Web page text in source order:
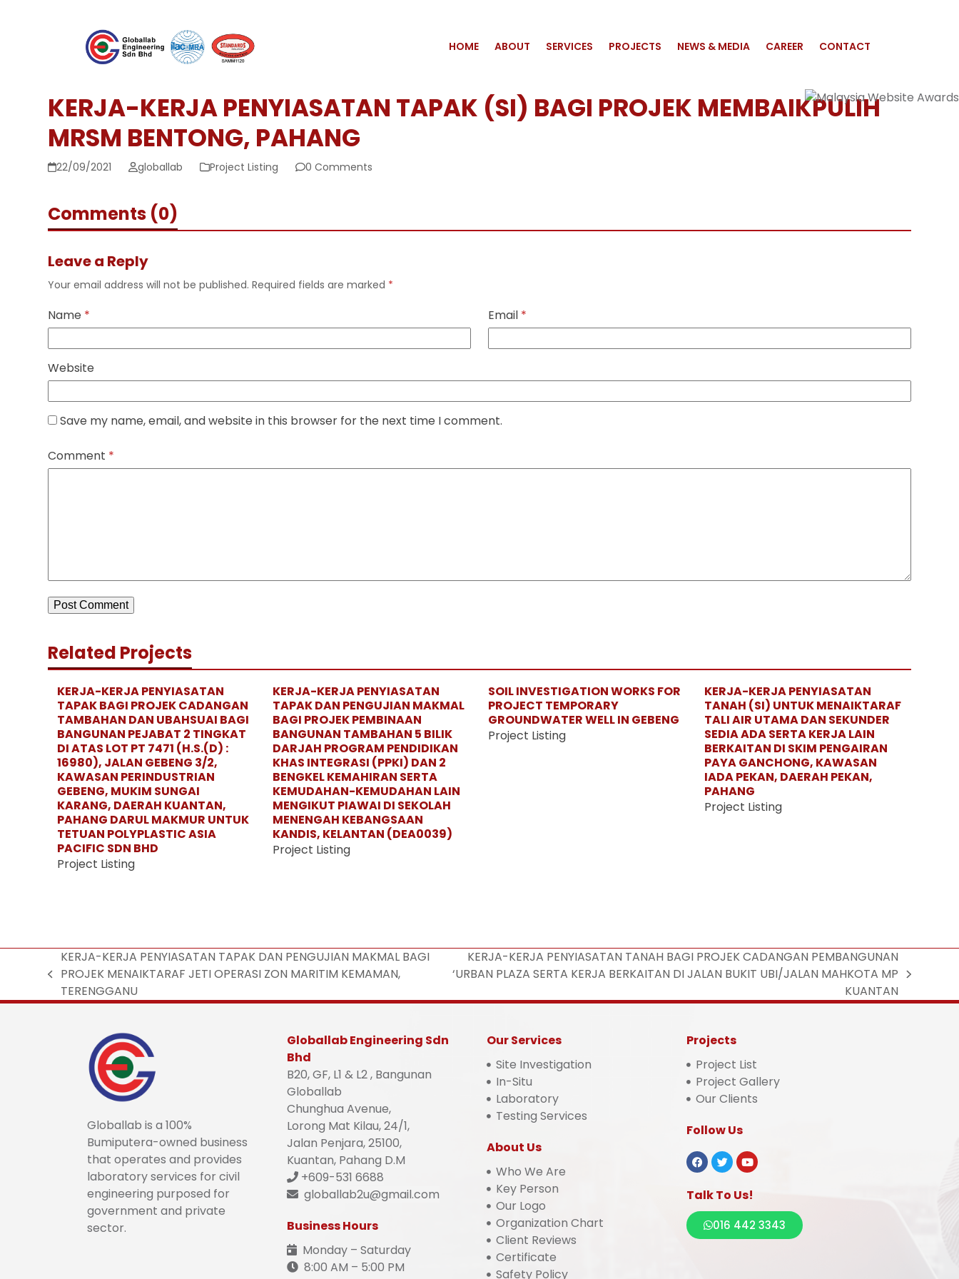
HOME ABOUT SERVICES PROJECTS NEWS & MEDIA CAREER CONTACT
KERJA-KERJA PENYIASATAN TAPAK (SI) BAGI PROJEK MEMBAIKPULIH
MRSM BENTONG, PAHANG
22/09/2021 globallab Project Listing 0 Comments
Comments (0)
Leave a Reply
Your email address will not be published. Required fields are marked *
Name * Email *
Website
Save my name, email, and website in this browser for the next time I comment.
Comment *
Related Projects
KERJA-KERJA PENYIASATAN
TAPAK BAGI PROJEK CADANGAN
TAMBAHAN DAN UBAHSUAI BAGI
BANGUNAN PEJABAT 2 TINGKAT
DI ATAS LOT PT 7471 (H.S.(D) :
16980), JALAN GEBENG 3/2,
KAWASAN PERINDUSTRIAN
GEBENG, MUKIM SUNGAI
KARANG, DAERAH KUANTAN,
PAHANG DARUL MAKMUR UNTUK
TETUAN POLYPLASTIC ASIA
PACIFIC SDN BHD
Project Listing
KERJA-KERJA PENYIASATAN
TAPAK DAN PENGUJIAN MAKMAL
BAGI PROJEK PEMBINAAN
BANGUNAN TAMBAHAN 5 BILIK
DARJAH PROGRAM PENDIDIKAN
KHAS INTEGRASI (PPKI) DAN 2
BENGKEL KEMAHIRAN SERTA
KEMUDAHAN-KEMUDAHAN LAIN
MENGIKUT PIAWAI DI SEKOLAH
MENENGAH KEBANGSAAN
KANDIS, KELANTAN (DEA0039)
Project Listing
SOIL INVESTIGATION WORKS FOR
PROJECT TEMPORARY
GROUNDWATER WELL IN GEBENG
Project Listing
KERJA-KERJA PENYIASATAN
TANAH (SI) UNTUK MENAIKTARAF
TALI AIR UTAMA DAN SEKUNDER
SEDIA ADA SERTA KERJA LAIN
BERKAITAN DI SKIM PENGAIRAN
PAYA GANCHONG, KAWASAN
IADA PEKAN, DAERAH PEKAN,
PAHANG
Project Listing
KERJA-KERJA PENYIASATAN TAPAK DAN PENGUJIAN MAKMAL BAGI
PROJEK MENAIKTARAF JETI OPERASI ZON MARITIM KEMAMAN,
TERENGGANU
KERJA-KERJA PENYIASATAN TANAH BAGI PROJEK CADANGAN PEMBANGUNAN
‘URBAN PLAZA SERTA KERJA BERKAITAN DI JALAN BUKIT UBI/JALAN MAHKOTA MP
KUANTAN
Globallab is a 100%
Bumiputera-owned business
that operates and provides
laboratory services for civil
engineering purposed for
government and private
sector.
Globallab Engineering Sdn
Bhd
B20, GF, L1 & L2 , Bangunan
Globallab
Chunghua Avenue,
Lorong Mat Kilau, 24/1,
Jalan Penjara, 25100,
Kuantan, Pahang D.M
+609-531 6688
globallab2u@gmail.com
Business Hours
Monday – Saturday
8:00 AM – 5:00 PM
Our Services
Site Investigation
In-Situ
Laboratory
Testing Services
About Us
Who We Are
Key Person
Our Logo
Organization Chart
Client Reviews
Certificate
Safety Policy
Projects
Project List
Project Gallery
Our Clients
Follow Us
Talk To Us!
016 442 3343